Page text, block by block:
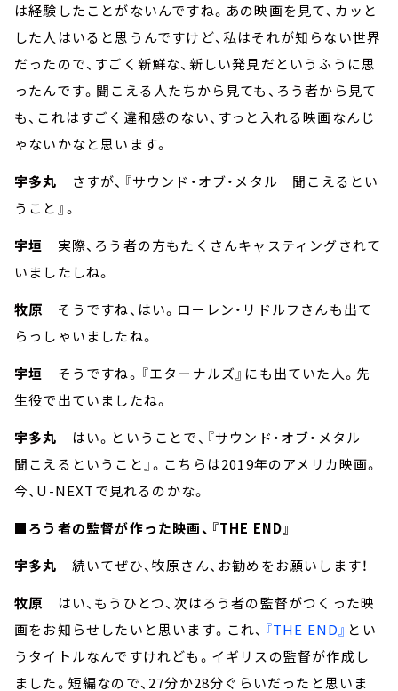
は経験したことがないんですね。あの映画を見て、カッと
した人はいると思うんですけど、私はそれが知らない世界
だったので、すごく新鮮な、新しい発見だというふうに思
ったんです。聞こえる人たちから見ても、ろう者から見て
も、これはすごく違和感のない、すっと入れる映画なんじ
ゃないかなと思います。
宇多丸 さすが、『サウンド・オブ・メタル 聞こえるとい
うこと』。
宇垣
実際、ろう者の方もたくさんキャスティングされて
いましたしね。
牧原 そうですね、はい。ローレン・リドルフさんも出て
らっしゃいましたね。
宇垣
そうですね。『エターナルズ』にも出ていた人。先
生役で出ていましたね。
宇多丸 はい。ということで、『サウンド・オブ・メタル
聞こえるということ』。こちらは2019年のアメリカ映画。
今、U-NEXTで見れるのかな。
■ろう者の監督が作った映画、『THE END』
宇多丸 続いてぜひ、牧原さん、お勧めをお願いします！
牧原 はい、もうひとつ、次はろう者の監督がつくった映
画をお知らせしたいと思います。これ、 『THE END』 とい
うタイトルなんですけれども。イギリスの監督が作成し
ました。短編なので、27分か28分ぐらいだったと思いま